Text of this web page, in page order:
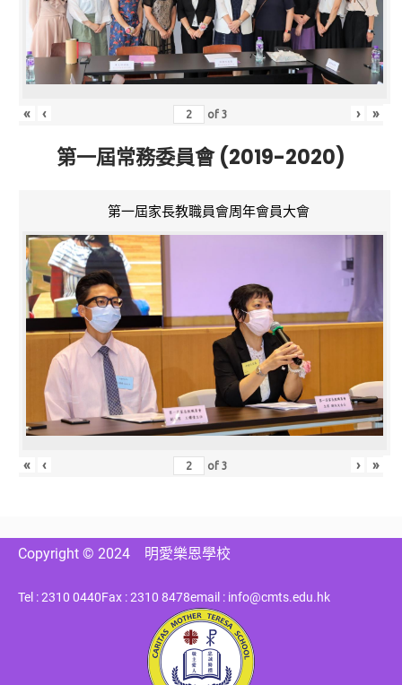
« ‹ of3 › »
第一屆常務委員會 (2019-2020)
第一屆家長教職員會周年會員大會
« ‹ of3 › »
Copyright © 2024 明愛樂恩學校
Tel : 2310 0440Fax : 2310 8478email : info@cmts.edu.hk